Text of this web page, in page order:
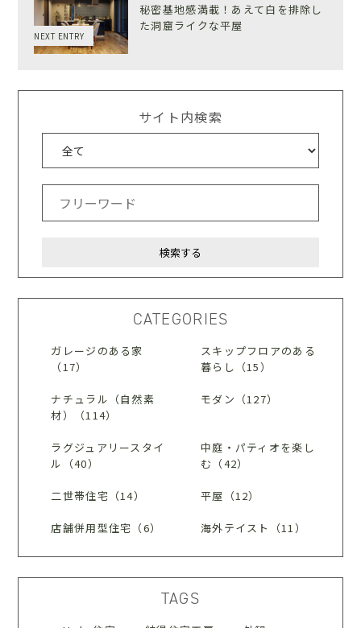
NEXT ENTRY
秘密基地感満載！あえて白を排除し
た洞窟ライクな平屋
サイト内検索
CATEGORIES
ガレージのある家
（17）
スキップフロアのある
暮らし（15）
ナチュラル（自然素
材）（114）
モダン（127）
ラグジュアリースタイ
ル（40）
中庭・パティオを楽し
む（42）
二世帯住宅（14） 平屋（12）
店舗併用型住宅（6） 海外テイスト（11）
TAGS